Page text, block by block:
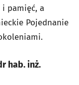
i pamięć, a
Pojednanie
hab. inż.